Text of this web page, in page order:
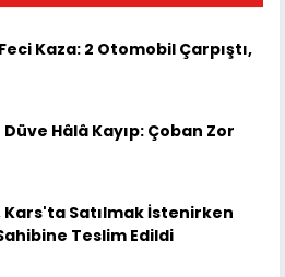
Kaza: 2 Otomobil Çarpıştı,
Hâlâ Kayıp: Çoban Zor
Kars'ta Satılmak İstenirken
Teslim Edildi